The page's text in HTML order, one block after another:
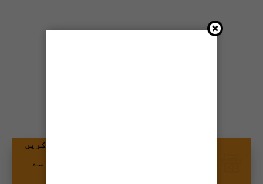
گوگل نیوز پر ٹائمز آف کراچی کو فالو کریں
اور اپنی پسندیدہ مواد کو زیادہ تیزی سے